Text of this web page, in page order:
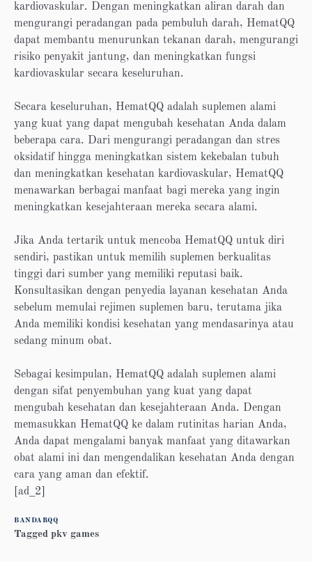
kardiovaskular. Dengan meningkatkan aliran darah dan
mengurangi peradangan pada pembuluh darah, HematQQ
dapat membantu menurunkan tekanan darah, mengurangi
risiko penyakit jantung, dan meningkatkan fungsi
kardiovaskular secara keseluruhan.
Secara keseluruhan, HematQQ adalah suplemen alami
yang kuat yang dapat mengubah kesehatan Anda dalam
beberapa cara. Dari mengurangi peradangan dan stres
oksidatif hingga meningkatkan sistem kekebalan tubuh
dan meningkatkan kesehatan kardiovaskular, HematQQ
menawarkan berbagai manfaat bagi mereka yang ingin
meningkatkan kesejahteraan mereka secara alami.
Jika Anda tertarik untuk mencoba HematQQ untuk diri
sendiri, pastikan untuk memilih suplemen berkualitas
tinggi dari sumber yang memiliki reputasi baik.
Konsultasikan dengan penyedia layanan kesehatan Anda
sebelum memulai rejimen suplemen baru, terutama jika
Anda memiliki kondisi kesehatan yang mendasarinya atau
sedang minum obat.
Sebagai kesimpulan, HematQQ adalah suplemen alami
dengan sifat penyembuhan yang kuat yang dapat
mengubah kesehatan dan kesejahteraan Anda. Dengan
memasukkan HematQQ ke dalam rutinitas harian Anda,
Anda dapat mengalami banyak manfaat yang ditawarkan
obat alami ini dan mengendalikan kesehatan Anda dengan
cara yang aman dan efektif.
[ad_2]
BANDARQQ
Tagged pkv games